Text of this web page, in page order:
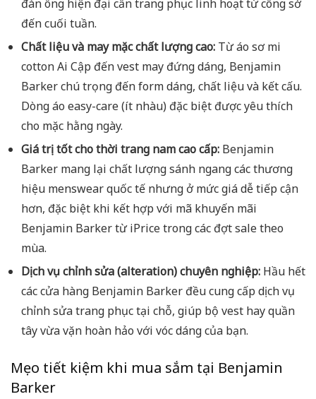
đàn ông hiện đại cần trang phục linh hoạt từ công sở
đến cuối tuần.
Chất liệu và may mặc chất lượng cao: Từ áo sơ mi
cotton Ai Cập đến vest may đứng dáng, Benjamin
Barker chú trọng đến form dáng, chất liệu và kết cấu.
Dòng áo easy-care (ít nhàu) đặc biệt được yêu thích
cho mặc hằng ngày.
Giá trị tốt cho thời trang nam cao cấp: Benjamin
Barker mang lại chất lượng sánh ngang các thương
hiệu menswear quốc tế nhưng ở mức giá dễ tiếp cận
hơn, đặc biệt khi kết hợp với mã khuyến mãi
Benjamin Barker từ iPrice trong các đợt sale theo
mùa.
Dịch vụ chỉnh sửa (alteration) chuyên nghiệp: Hầu hết
các cửa hàng Benjamin Barker đều cung cấp dịch vụ
chỉnh sửa trang phục tại chỗ, giúp bộ vest hay quần
tây vừa vặn hoàn hảo với vóc dáng của bạn.
Mẹo tiết kiệm khi mua sắm tại Benjamin
Barker